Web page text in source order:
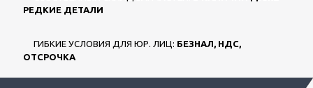
РЕДКИЕ ДЕТАЛИ
ГИБКИЕ УСЛОВИЯ ДЛЯ ЮР. ЛИЦ: БЕЗНАЛ, НДС,
ОТСРОЧКА